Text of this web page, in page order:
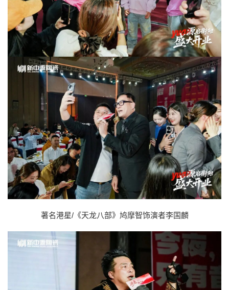
著名港星/《天龙八部》鸠摩智饰演者李国麟